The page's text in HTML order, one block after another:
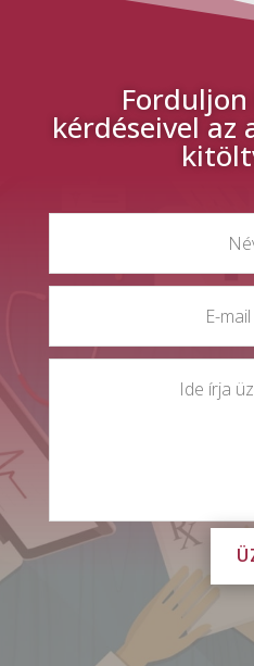
kérdéseivel